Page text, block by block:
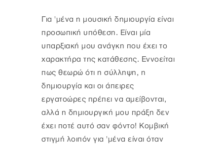
Για 'μένα η μουσική δημιουργία είναι
προσωπική υπόθεση. Είναι μία
υπαρξιακή μου ανάγκη που έχει το
χαρακτήρα της κατάθεσης. Εννοείται
πως θεωρώ ότι η σύλληψη, η
δημιουργία και οι άπειρες
εργατοώρες πρέπει να αμείβονται,
αλλά η δημιουργική μου πράξη δεν
έχει ποτέ αυτό σαν φόντο! Κομβική
στιγμή λοιπόν για 'μένα είναι όταν